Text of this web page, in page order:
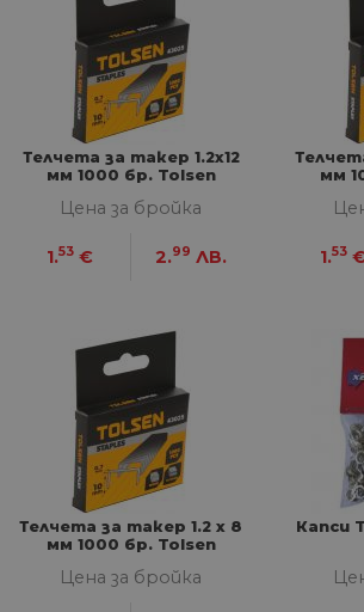
Телчета за такер 1.2x12
мм 1000 бр. Tolsen
Цена за бройка
1.53 € 2.99 ЛВ.
мм
1.53
Телчета за такер 1.2 x 8
мм 1000 бр. Tolsen
Цена за бройка
Капси